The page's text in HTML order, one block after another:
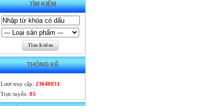
TÌM KIẾM
THỐNG KÊ
Lượt truy cập: 23640031
Trực tuyến: 85